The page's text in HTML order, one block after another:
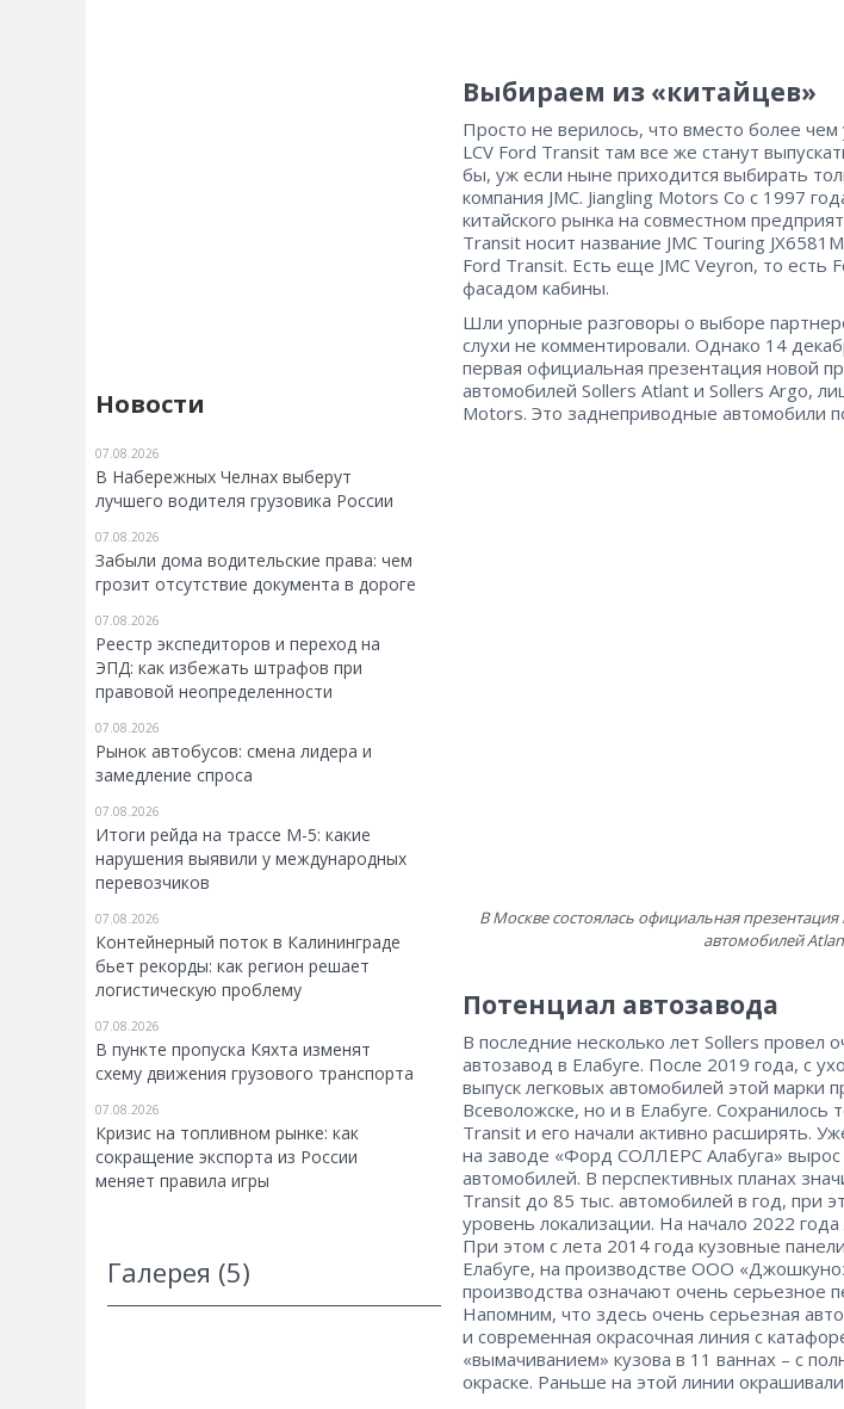
Новости
07.08.2026
В Набережных Челнах выберут
лучшего водителя грузовика России
07.08.2026
Забыли дома водительские права: чем
грозит отсутствие документа в дороге
07.08.2026
Реестр экспедиторов и переход на
ЭПД: как избежать штрафов при
правовой неопределенности
07.08.2026
Рынок автобусов: смена лидера и
замедление спроса
07.08.2026
Итоги рейда на трассе М-5: какие
нарушения выявили у международных
перевозчиков
07.08.2026
Контейнерный поток в Калининграде
бьет рекорды: как регион решает
логистическую проблему
07.08.2026
В пункте пропуска Кяхта изменят
схему движения грузового транспорта
07.08.2026
Кризис на топливном рынке: как
сокращение экспорта из России
меняет правила игры
Галерея (5)
Выбираем из «китайцев»
Просто не верилось, что вместо более
LCV Ford Transit там все же станут
бы, уж если ныне приходится выбирать
компания JMC. Jiangling Motors Co с 1997
китайского рынка на совместном
Transit носит название JMC Touring
Ford Transit. Есть еще JMC Veyron, то
фасадом кабины.
Шли упорные разговоры о выборе
слухи не комментировали. Однако 14
первая официальная презентация новой
автомобилей Sollers Atlant и Sollers Argo,
Motors. Это заднеприводные автомобили
В Москве состоялась официальная
автомобилей
Потенциал автозавода
В последние несколько лет Sollers провел
автозавод в Елабуге. После 2019 года, с
выпуск легковых автомобилей этой марки
Всеволожске, но и в Елабуге. Сохранилось
Transit и его начали активно расширять.
на заводе «Форд СОЛЛЕРС Алабуга» вырос
автомобилей. В перспективных планах
Transit до 85 тыс. автомобилей в год, при
уровень локализации. На начало 2022 года
При этом с лета 2014 года кузовные
Елабуге, на производстве ООО
производства означают очень серьезное
Напомним, что здесь очень серьезная
и современная окрасочная линия с
«вымачиванием» кузова в 11 ваннах – с
окраске. Раньше на этой линии